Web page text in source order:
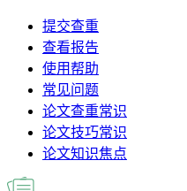
提交查重
查看报告
使用帮助
常见问题
论文查重常识
论文技巧常识
论文知识焦点